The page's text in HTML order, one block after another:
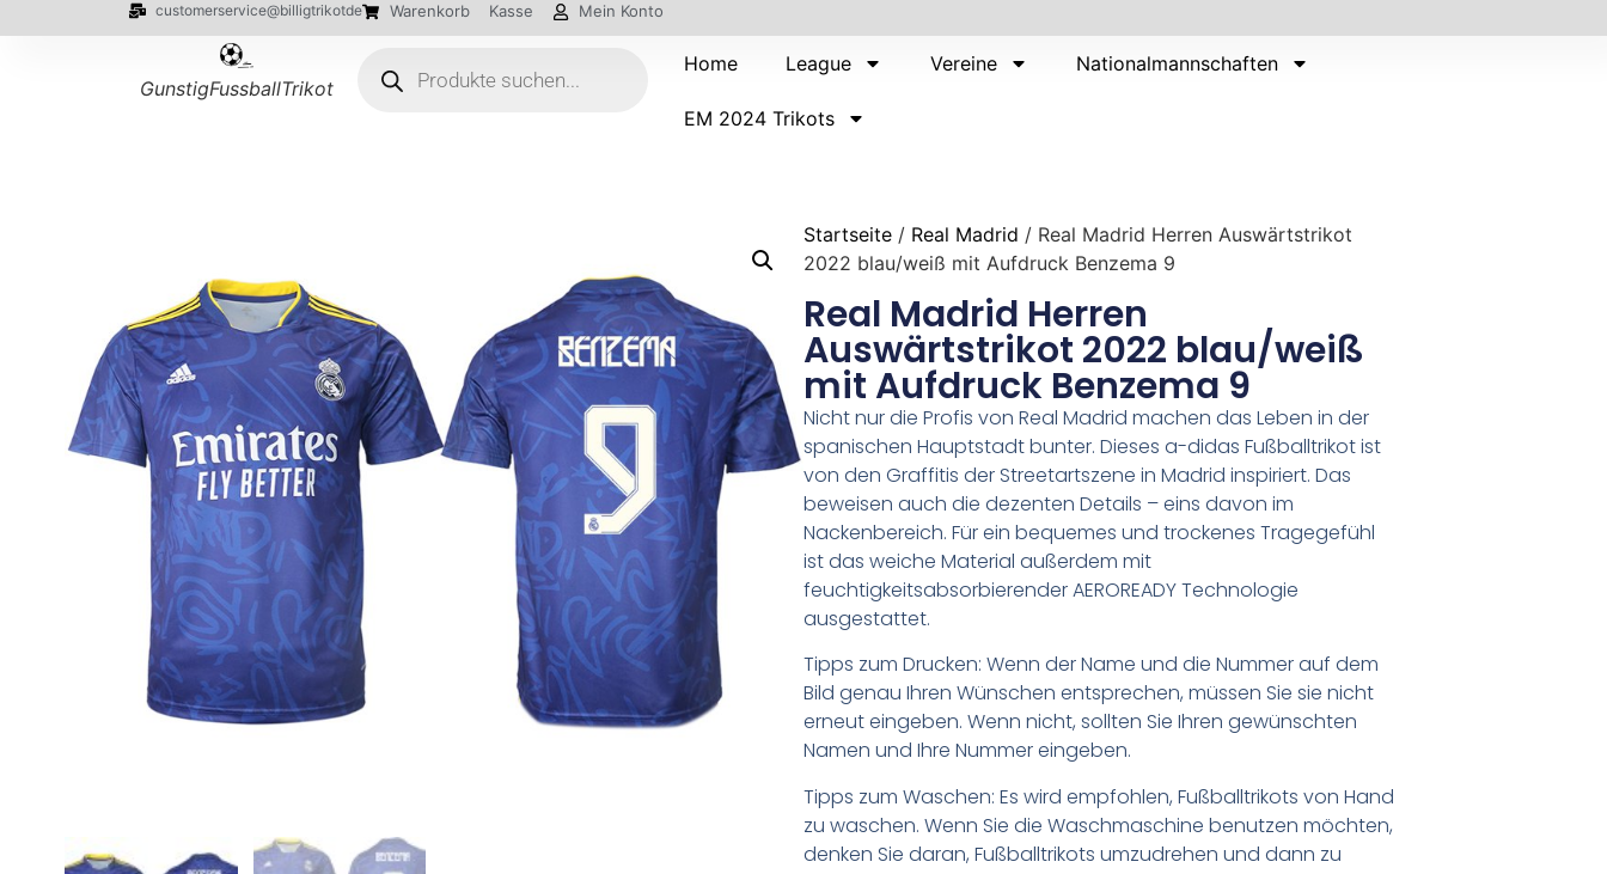
customerservice@billigtrikotde Warenkorb Kasse Mein Konto
GunstigFussballTrikot
Home League Vereine Nationalmannschaften
EM 2024 Trikots
Startseite / Real Madrid / Real Madrid Herren Auswärtstrikot
2022 blau/weiß mit Aufdruck Benzema 9
Real Madrid Herren
Auswärtstrikot 2022 blau/weiß
mit Aufdruck Benzema 9
Nicht nur die Profis von Real Madrid machen das Leben in der
spanischen Hauptstadt bunter. Dieses a-didas Fußballtrikot ist
von den Graffitis der Streetartszene in Madrid inspiriert. Das
beweisen auch die dezenten Details – eins davon im
Nackenbereich. Für ein bequemes und trockenes Tragegefühl
ist das weiche Material außerdem mit
feuchtigkeitsabsorbierender AEROREADY Technologie
ausgestattet.
Tipps zum Drucken: Wenn der Name und die Nummer auf dem
Bild genau Ihren Wünschen entsprechen, müssen Sie sie nicht
erneut eingeben. Wenn nicht, sollten Sie Ihren gewünschten
Namen und Ihre Nummer eingeben.
Tipps zum Waschen: Es wird empfohlen, Fußballtrikots von Hand
zu waschen. Wenn Sie die Waschmaschine benutzen möchten,
denken Sie daran, Fußballtrikots umzudrehen und dann zu